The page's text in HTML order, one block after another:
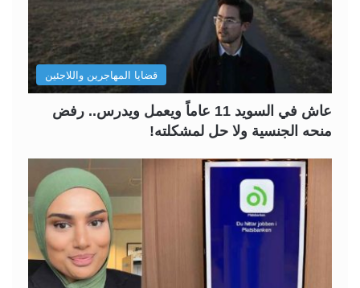
قضايا المهاجرين واللاجئين
عاش في السويد 11 عاماً ويعمل ويدرس.. رفض
منحه الجنسية ولا حل لمشكلته!